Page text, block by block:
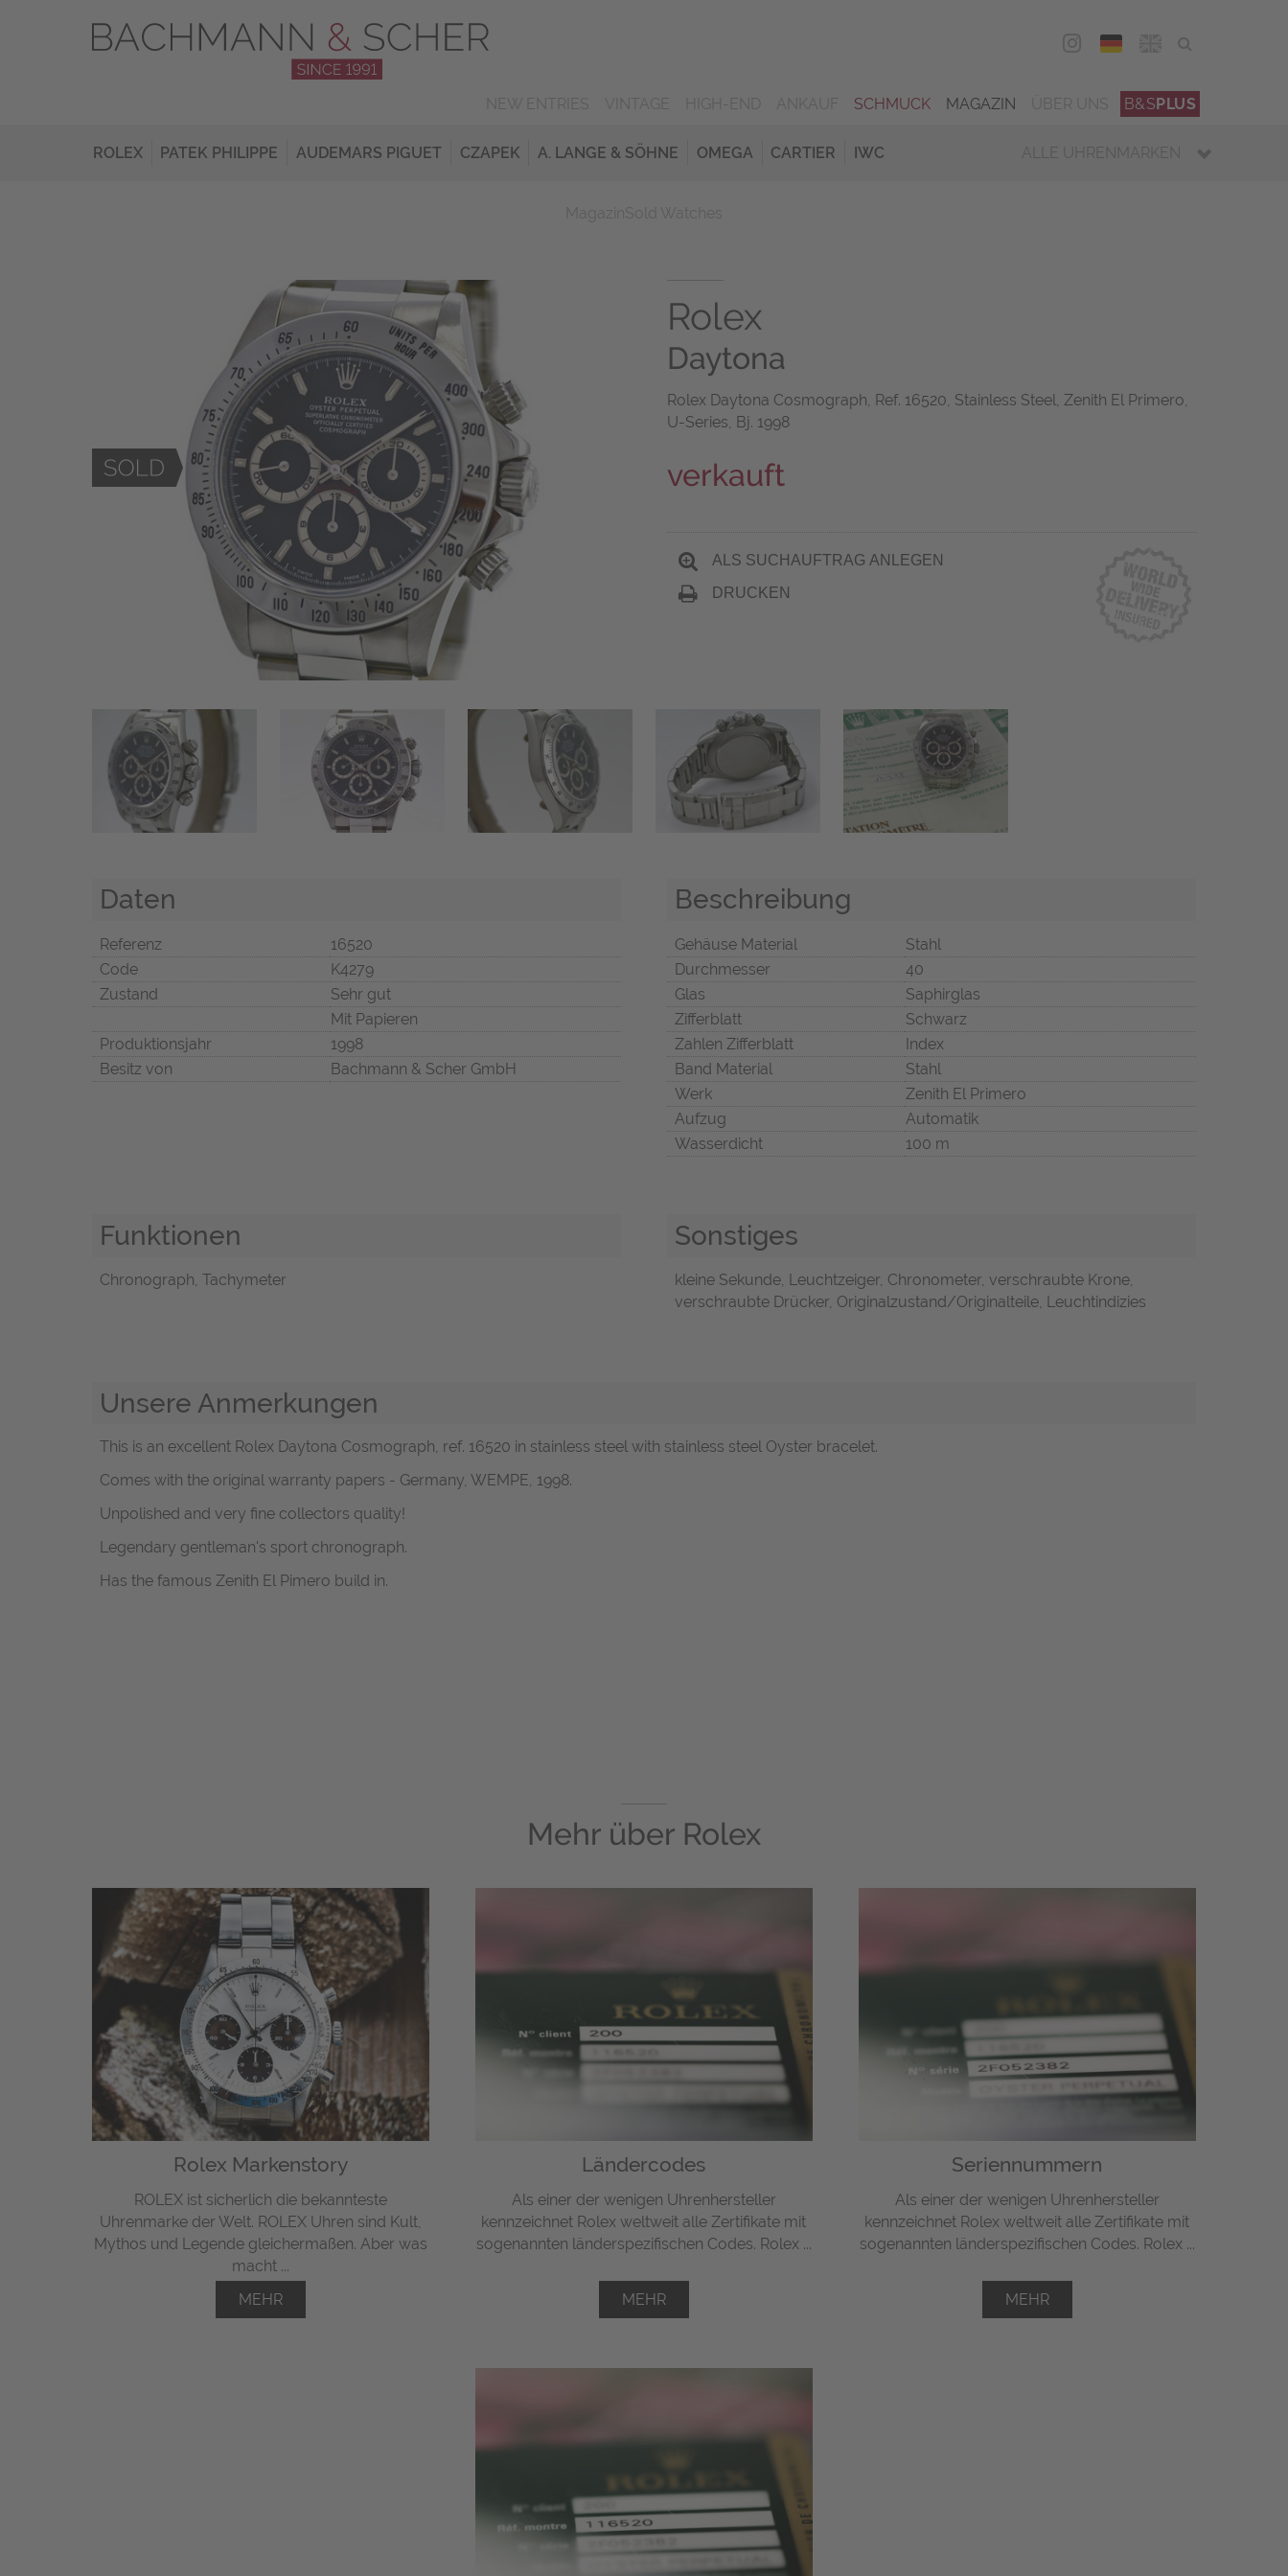
DEU
SCHMUCK MAGAZIN B&SPLUS
ROLEX PATEK PHILIPPE AUDEMARS PIGUET CZAPEK A. LANGE & SÖHNE OMEGA CARTIER IWC ALLE UHRENMARKEN
Rolex
Daytona
Rolex Daytona Cosmograph, Ref. 16520, Stainless Steel, Zenith El Primero,
U-Series, Bj. 1998
verkauft
ALS SUCHAUFTRAG ANLEGEN
DRUCKEN
Daten
Referenz
16520
Code
K4279
Zustand
Sehr gut
Mit Papieren
Produktionsjahr
1998
Besitz von
Bachmann & Scher GmbH
Beschreibung
Gehäuse Material
Stahl
Durchmesser
40
Glas
Saphirglas
Zifferblatt
Schwarz
Zahlen Zifferblatt
Index
Band Material
Stahl
Werk
Zenith El Primero
Aufzug
Automatik
Wasserdicht
100 m
Funktionen
Chronograph, Tachymeter
Sonstiges
kleine Sekunde, Leuchtzeiger, Chronometer, verschraubte Krone,
verschraubte Drücker, Originalzustand/Originalteile, Leuchtindizies
Unsere Anmerkungen
This is an excellent Rolex Daytona Cosmograph, ref. 16520 in stainless steel with stainless steel Oyster bracelet.
Comes with the original warranty papers - Germany, WEMPE, 1998.
Unpolished and very fine collectors quality!
Legendary gentleman's sport chronograph.
Has the famous Zenith El Pimero build in.
Mehr über Rolex
Rolex Markenstory
ROLEX ist sicherlich die bekannteste
Uhrenmarke der Welt. ROLEX Uhren sind Kult,
Mythos und Legende gleichermaßen. Aber was
macht ...
MEHR
Ländercodes
Als einer der wenigen Uhrenhersteller
kennzeichnet Rolex weltweit alle Zertifikate mit
sogenannten länderspezifischen Codes. Rolex ...
MEHR
Seriennummern
Als einer der wenigen Uhrenhersteller
kennzeichnet Rolex weltweit alle Zertifikate mit
sogenannten länderspezifischen Codes. Rolex ...
MEHR